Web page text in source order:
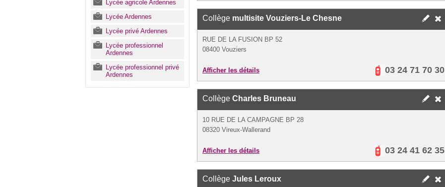
Lycée agricole Ardennes
Lycée Ardennes
Lycée privé Ardennes
Lycée professionnel
Ardennes
Lycée professionnel privé
Ardennes
Collège multisite Vouziers-Le Chesne
RUE DE LA FUSION BP 52
08400 Vouziers
Afficher les détails 03 24 71 70 30
Collège Charles Bruneau
10 RUE DE LA CAMPAGNE BP 28
08320 Vireux-Wallerand
Afficher les détails 03 24 41 62 35
Collège Jules Leroux